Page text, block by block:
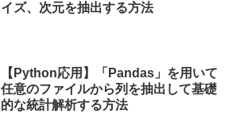
イズ、次元を抽出する方法
【Python応用】「Pandas」を用いて
任意のファイルから列を抽出して基礎
的な統計解析する方法